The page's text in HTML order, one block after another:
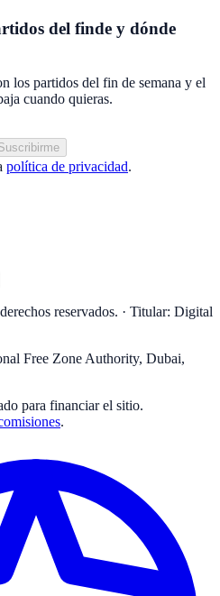
del finde y dónde
los partidos del fin de semana y el
cuando quieras.
política de privacidad.
reservados. · Titular: Digital
Free Zone Authority, Dubai,
para financiar el sitio.
.